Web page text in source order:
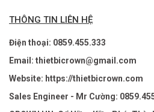
THÔNG TIN LIÊN HỆ
Điện thoại: 0859.455.333
Email: thietbicrown@gmail.com
Website: https://thietbicrown.com
Sales Engineer - Mr Cường: